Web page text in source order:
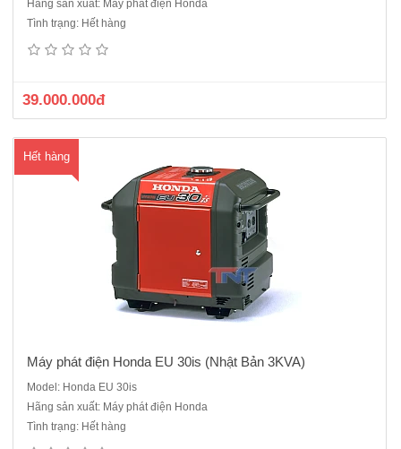
Hãng sản xuất: Máy phát điện Honda
Tình trạng: Hết hàng
39.000.000đ
Hết hàng
Máy phát điện Honda EU 30is ( Nhật Bản 3KVA) - Máy 1 pha - chạy
suất cực đại 3.0KVAKiểu khởi động Bằng tay/điệnDung tích bình
Máy phát điện Honda EU 30is (Nhật Bản 3KVA)
Model: Honda EU 30is
Hãng sản xuất: Máy phát điện Honda
Tình trạng: Hết hàng
Máy Phát Điện Honda EU10iT1 RR0Loại máy : Honda GXH50Kiểu